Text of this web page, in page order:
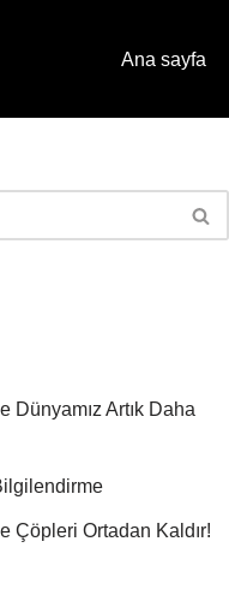
Ana sayfa
Dünyamız Artık Daha
Çöpleri Ortadan Kaldır!